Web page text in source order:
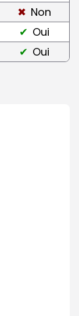
Non
Oui
Oui